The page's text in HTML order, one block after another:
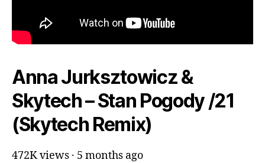
Anna Jurksztowicz &
Skytech – Stan Pogody /21
(Skytech Remix)
472K views · 5 months ago